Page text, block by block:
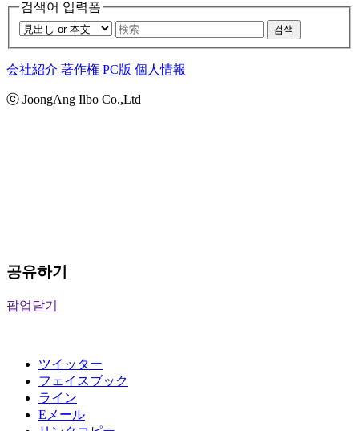
검색어 입력폼
검색
会社紹介 著作権 PC版 個人情報
ⓒ JoongAng Ilbo Co.,Ltd
공유하기
팝업닫기
ツイッター
フェイスブック
ライン
Eメール